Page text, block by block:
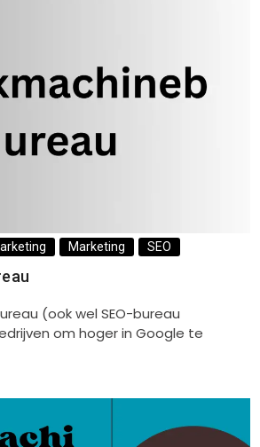
Marketing SEO
(ook wel SEO-bureau
om hoger in Google te